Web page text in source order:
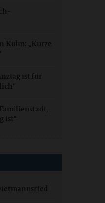
Kulm: „Kurze
ist für
ist“